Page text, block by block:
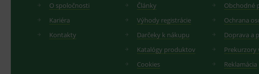
O spoločnosti
Kariéra
Kontakty
Články
Výhody registrácie
Darčeky k nákupu
Katalógy produktov
Cookies
Obchodné
Ochrana
Doprava a
Prekurzory
Reklamácia